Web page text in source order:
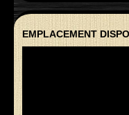
EMPLACEMENT